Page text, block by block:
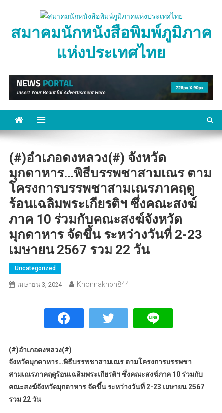
contentสมาคมนักหนังสือพิมพ์ภูมิภาค
แห่งประเทศไทย
(#)อำเภอดงหลวง(#) จังหวัด
มุกดาหาร…พิธีบรรพชาสามเณร ตาม
โครงการบรรพชาสามเณรภาคฤดู
ร้อนเฉลิมพระเกียรติฯ ซึ่งคณะสงฆ์
ภาค 10 ร่วมกับคณะสงฆ์จังหวัด
มุกดาหาร จัดขึ้น ระหว่างวันที่ 2-23
เมษายน 2567 รวม 22 วัน
Uncategorized
เมษายน 3, 2024 Khonnakhon844
(#)อำเภอดงหลวง(#)
จังหวัดมุกดาหาร…พิธีบรรพชาสามเณร ตามโครงการบรรพชา
สามเณรภาคฤดูร้อนเฉลิมพระเกียรติฯ ซึ่งคณะสงฆ์ภาค 10 ร่วมกับ
คณะสงฆ์จังหวัดมุกดาหาร จัดขึ้น ระหว่างวันที่ 2-23 เมษายน 2567
รวม 22 วัน